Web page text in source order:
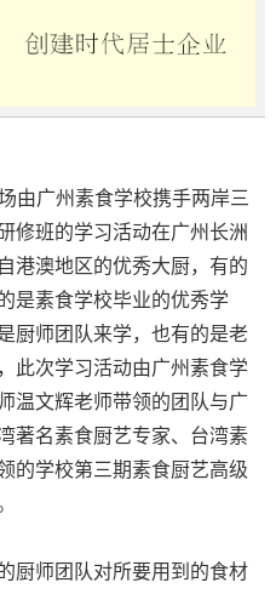
由广州素食学校携手两岸三
修班的学习活动在广州长洲
港澳地区的优秀大厨，有的
是素食学校毕业的优秀学
厨师团队来学，也有的是老
此次学习活动由广州素食学
温文辉老师带领的团队与广
著名素食厨艺专家、台湾素
的学校第三期素食厨艺高级
厨师团队对所要用到的食材